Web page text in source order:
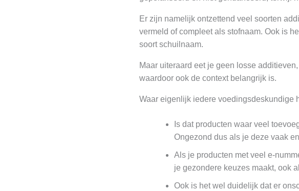
Er zijn namelijk ontzettend veel soorten
vermeld of compleet als stofnaam. Ook is
soort schuilnaam.
Maar uiteraard eet je geen losse
waardoor ook de context belangrijk is.
Waar eigenlijk iedere voedingsdeskundige
Is dat producten waar veel
Ongezond dus als je deze vaak
Als je producten met veel e-
je gezondere keuzes maakt, ook
Ook is het wel duidelijk dat er